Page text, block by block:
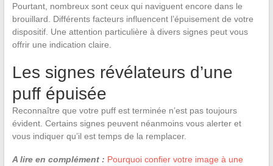
Pourtant, nombreux sont ceux qui naviguent encore dans le
brouillard. Différents facteurs influencent l’épuisement de votre
dispositif. Une attention particulière à divers signes peut vous
offrir une indication claire.
Les signes révélateurs d’une
puff épuisée
Reconnaître que votre puff est terminée n’est pas toujours
évident. Certains signes peuvent néanmoins vous alerter et
vous indiquer qu’il est temps de la remplacer.
A lire en complément : Pourquoi confier votre image à une